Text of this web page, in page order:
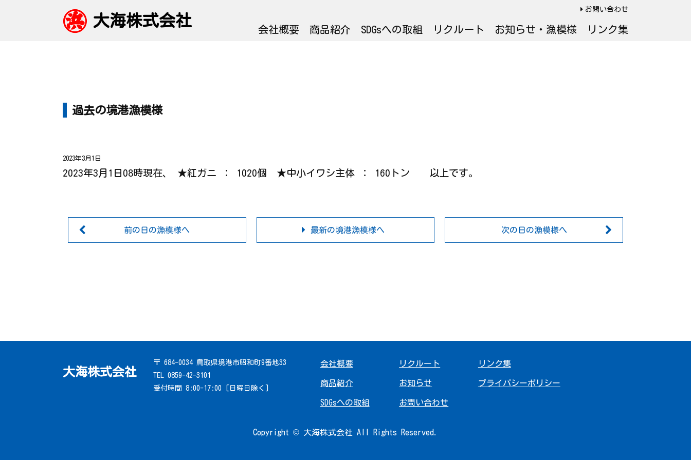
大海株式会社
お問い合わせ
会社概要 商品紹介 SDGsへの取組 リクルート お知らせ・漁模様 リンク集
過去の境港漁模様
2023年3月1日
2023年3月1日08時現在、 ★紅ガニ ： 1020個 ★中小イワシ主体 ： 160トン 以上です。
前の日の漁模様へ 最新の境港漁模様へ 次の日の漁模様へ
大海株式会社
〒 684-0034 鳥取県境港市昭和町9番地33
TEL 0859-42-3101
受付時間 8:00-17:00 [日曜日除く]
会社概要
商品紹介
SDGsへの取組
リクルート
お知らせ
お問い合わせ
リンク集
プライバシーポリシー
Copyright © 大海株式会社 All Rights Reserved.